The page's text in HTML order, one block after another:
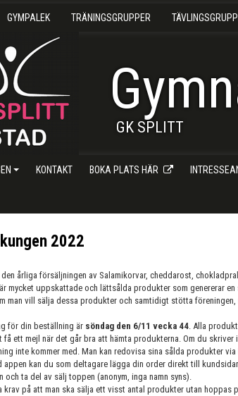
GYMPALEK TRÄNINGSGRUPPER
GK SPLITT
KONTAKT BOKA PLATS HÄR
2022
årliga försäljningen av Salamikorvar, cheddarost,
mycket uppskattade och lättsålda produkter som genererar
man vill sälja dessa produkter och samtidigt stötta
för din beställning är söndag den 6/11 vecka 44. Alla
få ett mejl när det går bra att hämta produkterna. Om du
inte kommer med. Man kan redovisa sina sålda produkter
appen kan du som deltagare lägga din order direkt till
ta del av sälj toppen (anonym, inga namn syns).
krav på att man ska sälja ett visst antal produkter utan hoppas